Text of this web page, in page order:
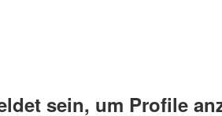
sein, um Profile